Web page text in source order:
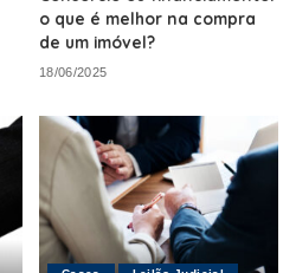
o que é melhor na compra
de um imóvel?
18/06/2025